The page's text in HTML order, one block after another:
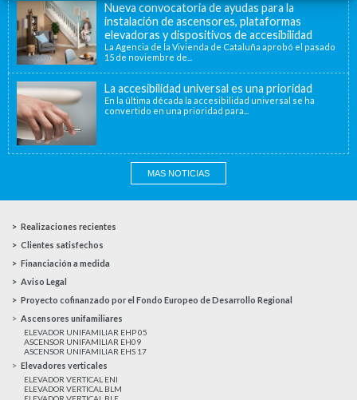
Nueva convocatoria de ayudas para la
instalación de ascensores, plataformas
elevadoras y dispositivos de accesibilidad
La Agencia de la Vivienda de Cataluña aprobó el pasado
15 de noviembre de...
La accesibilidad universal es una prioridad
En la última década la accesibilidad universal se ha
convertido en una prioridad para...
MAS NOTICIAS
Realizaciones recientes
Clientes satisfechos
Financiación a medida
Aviso Legal
Proyecto cofinanzado por el Fondo Europeo de Desarrollo Regional
Ascensores unifamiliares
ELEVADOR UNIFAMILIAR EHP 05
ASCENSOR UNIFAMILIAR EH09
ASCENSOR UNIFAMILIAR EHS 17
Elevadores verticales
ELEVADOR VERTICAL ENI
ELEVADOR VERTICAL BLM